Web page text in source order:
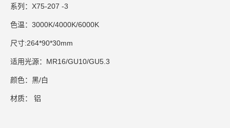
系列：X75-207 -3
色温：3000K/4000K/6000K
尺寸:264*90*30mm
适用光源：MR16/GU10/GU5.3
颜色：黑/白
材质： 铝